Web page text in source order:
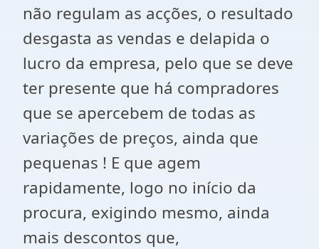
não regulam as acções, o resultado
desgasta as vendas e delapida o
lucro da empresa, pelo que se deve
ter presente que há compradores
que se apercebem de todas as
variações de preços, ainda que
pequenas ! E que agem
rapidamente, logo no início da
procura, exigindo mesmo, ainda
mais descontos que,